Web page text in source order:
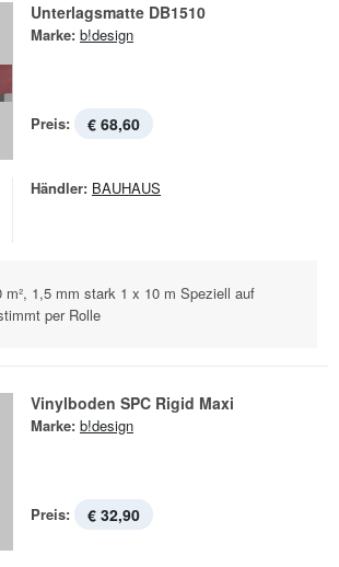
Unterlagsmatte DB1510
Marke: b!design
Preis: € 68,60
Händler: BAUHAUS
m², 1,5 mm stark 1 x 10 m Speziell auf
per Rolle
Vinylboden SPC Rigid Maxi
Marke: b!design
Preis: € 32,90